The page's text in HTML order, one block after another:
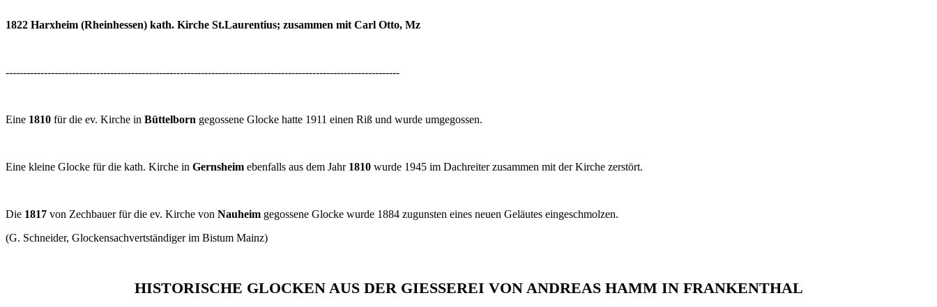
1822 Harxheim (Rheinhessen) kath. Kirche St.Laurentius; zusammen mit Carl Otto, Mz
-----------------------------------------------------------------------------------------------------------------
Eine 1810 für die ev. Kirche in Büttelborn gegossene Glocke hatte 1911 einen Riß und wurde umgegossen.
Eine kleine Glocke für die kath. Kirche in Gernsheim ebenfalls aus dem Jahr 1810 wurde 1945 im Dachreiter zusammen mit der Kirche zerstört.
Die 1817 von Zechbauer für die ev. Kirche von Nauheim gegossene Glocke wurde 1884 zugunsten eines neuen Geläutes eingeschmolzen.
(G. Schneider, Glockensachvertständiger im Bistum Mainz)
HISTORISCHE GLOCKEN AUS DER GIESSEREI VON ANDREAS HAMM IN FRANKENTHAL